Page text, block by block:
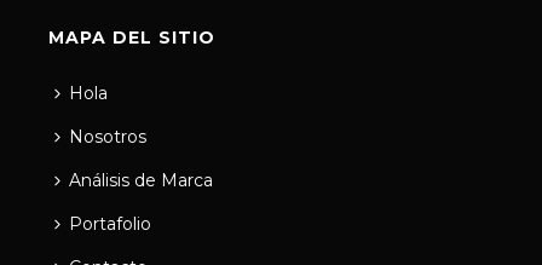
MAPA DEL SITIO
Hola
Nosotros
Análisis de Marca
Portafolio